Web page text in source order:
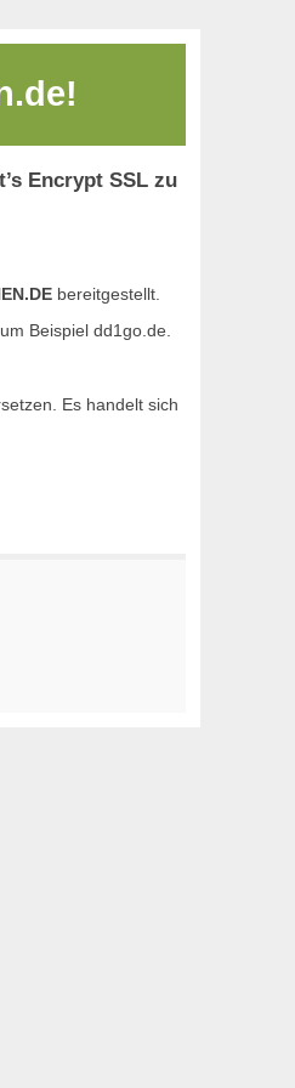
Encrypt SSL zu
bereitgestellt.
Beispiel dd1go.de.
Es handelt sich